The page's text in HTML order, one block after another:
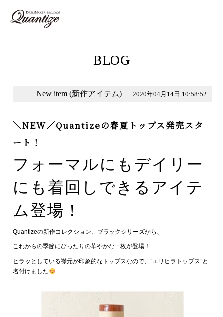
BLOG
New item (新作アイテム) | 2020年04月14日 10:58:52
＼NEW／Quantizeの春夏トップス発売スタ
ート！
フォーマルにもデイリー
にも着回しできるアイテ
ム登場！
Quantizeの新作コレクション、ブラックシリーズから、
これからの季節にぴったりの華やかな一枚が登場！
ヒラッとしている襟元が印象的なトップスなので、”エリヒラトップス”と
名付けました